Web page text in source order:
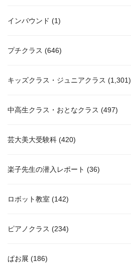
インバウンド (1)
プチクラス (646)
キッズクラス・ジュニアクラス (1,301)
中高生クラス・おとなクラス (497)
芸大美大受験科 (420)
楽子先生の潜入レポート (36)
ロボット教室 (142)
ピアノクラス (234)
ぱお展 (186)